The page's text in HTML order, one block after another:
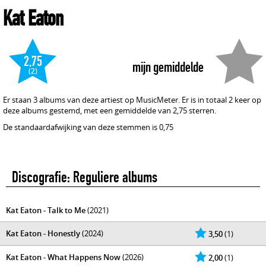
Kat Eaton
mijn gemiddelde
2,75
(2)
Er staan 3 albums van deze artiest op MusicMeter. Er is in totaal 2 keer op
deze albums gestemd, met een gemiddelde van 2,75 sterren.
De standaardafwijking van deze stemmen is 0,75
Discografie: Reguliere albums
Kat Eaton - Talk to Me(2021)
3,50(1)
Kat Eaton - Honestly(2024)
2,00(1)
Kat Eaton - What Happens Now(2026)